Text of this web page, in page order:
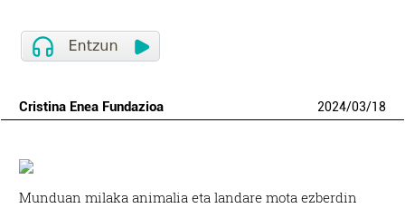
Cristina Enea Fundazioa 2024/03/18
Munduan milaka animalia eta landare mota ezberdin